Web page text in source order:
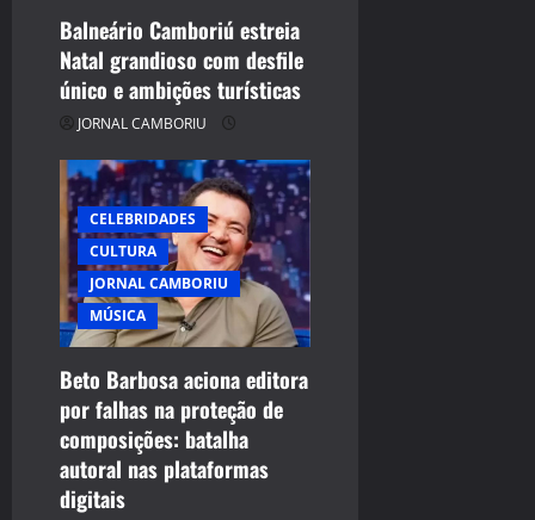
Balneário Camboriú estreia
Natal grandioso com desfile
único e ambições turísticas
JORNAL CAMBORIU
CELEBRIDADES
CULTURA
JORNAL CAMBORIU
MÚSICA
Beto Barbosa aciona editora
por falhas na proteção de
composições: batalha
autoral nas plataformas
digitais